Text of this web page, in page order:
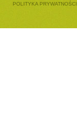
POLITYKA PRYWATNOŚCI